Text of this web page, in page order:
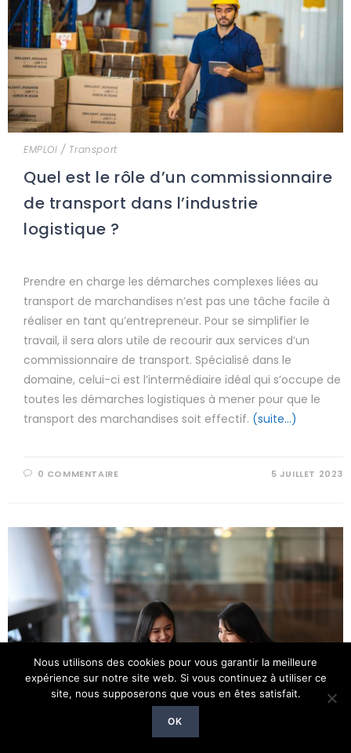
EMPLOI / Transport
Quel est le rôle d’un commissionnaire
de transport dans l’industrie
logistique ?
Prendre en charge les démarches complexes liées au
transport de marchandises n’est pas une tâche facile à
réaliser en tant qu’entrepreneur. Pour se simplifier le
travail, il sera alors utile de recourir aux services d’un
commissionnaire de transport. Spécialisé dans le
domaine, celui-ci est l’intermédiaire idéal qui s’occupe de
toutes les démarches logistiques à mener pour que le
transport des marchandises soit effectif. (suite…)
0 COMMENTAIRE 5 JUILLET 2023
Nous utilisons des cookies pour vous garantir la meilleure
expérience sur notre site web. Si vous continuez à utiliser ce
site, nous supposerons que vous en êtes satisfait.
OK